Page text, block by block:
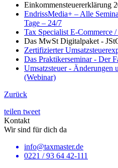
Einkommensteuererklärung
EndrissMedia+ – Alle
Tage – 24/7
Tax Specialist E-Commerce
Das MwSt Digitalpaket -
Zertifizierter
Das Praktikerseminar - Der
Umsatzsteuer - Änderungen
(Webinar)
Zurück
teilen tweet
Kontakt
Wir sind für dich da
info@taxmaster.de
0221 / 93 64 42-111